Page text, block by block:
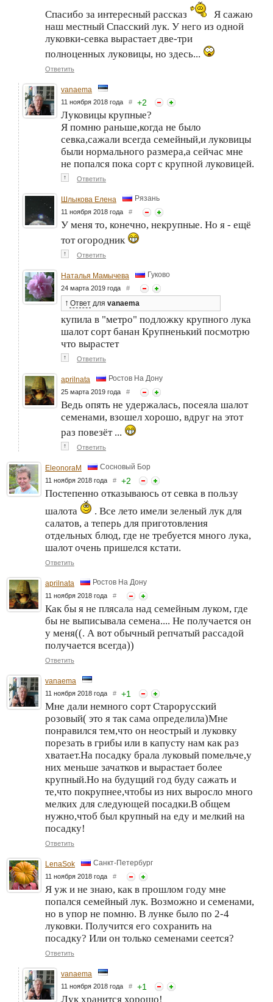
Спасибо за интересный рассказ
Я сажаю
наш местный Спасский лук. У него из одной
луковки-севка вырастает две-три
полноценных луковицы, но здесь...
Ответить
vanaema
11 ноября 2018 года # +2
Луковицы крупные?
Я помню раньше,когда не было
севка,сажали всегда семейный,и луковицы
были нормального размера,а сейчас мне
не попался пока сорт с крупной луковицей.
↑ Ответить
Шлыкова Елена Рязань
11 ноября 2018 года #
У меня то, конечно, некрупные. Но я - ещё
тот огородник
↑ Ответить
Наталья Мамычева Гуково
24 марта 2019 года #
↑ Ответ для vanaema
купила в "метро" подложку крупного лука
шалот сорт банан Крупненький посмотрю
что вырастет
↑ Ответить
aprilnata Ростов На Дону
25 марта 2019 года #
Ведь опять не удержалась, посеяла шалот
семенами, взошел хорошо, вдруг на этот
раз повезёт ...
↑ Ответить
EleonoraM Сосновый Бор
11 ноября 2018 года # +2
Постепенно отказываюсь от севка в пользу
шалота
. Все лето имели зеленый лук для
салатов, а теперь для приготовления
отдельных блюд, где не требуется много лука,
шалот очень пришелся кстати.
Ответить
aprilnata Ростов На Дону
11 ноября 2018 года #
Как бы я не плясала над семейным луком, где
бы не выписывала семена.... Не получается он
у меня((. А вот обычный репчатый рассадой
получается всегда))
Ответить
vanaema
11 ноября 2018 года # +1
Мне дали немного сорт Старорусский
розовый( это я так сама определила)Мне
понравился тем,что он неострый и луковку
порезать в грибы или в капусту нам как раз
хватает.На посадку брала луковый помельче,у
них меньше зачатков и вырастает более
крупный.Но на будущий год буду сажать и
те,что покрупнее,чтобы из них выросло много
мелких для следующей посадки.В общем
нужно,чтоб был крупный на еду и мелкий на
посадку!
Ответить
LenaSok Санкт-Петербург
11 ноября 2018 года #
Я уж и не знаю, как в прошлом году мне
попался семейный лук. Возможно и семенами,
но в упор не помню. В лунке было по 2-4
луковки. Получится его сохранить на
посадку? Или он только семенами сеется?
Ответить
vanaema
11 ноября 2018 года # +1
Лук хранится хорошо!